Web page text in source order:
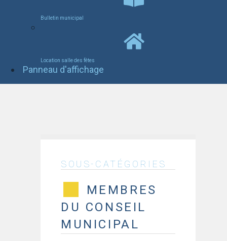
Bulletin municipal
Location salle des fêtes
Panneau d'affichage
SOUS-CATÉGORIES
MEMBRES
DU CONSEIL
MUNICIPAL